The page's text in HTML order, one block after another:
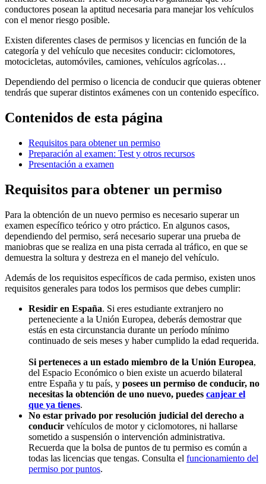
conductores posean la aptitud necesaria para manejar los vehículos
con el menor riesgo posible.
Existen diferentes clases de permisos y licencias en función de la
categoría y del vehículo que necesites conducir: ciclomotores,
motocicletas, automóviles, camiones, vehículos agrícolas…
Dependiendo del permiso o licencia de conducir que quieras obtener
tendrás que superar distintos exámenes con un contenido específico.
Contenidos de esta página
Requisitos para obtener un permiso
Preparación al examen: Test y otros recursos
Presentación a examen
Requisitos para obtener un permiso
Para la obtención de un nuevo permiso es necesario superar un
examen específico teórico y otro práctico. En algunos casos,
dependiendo del permiso, será necesario superar una prueba de
maniobras que se realiza en una pista cerrada al tráfico, en que se
demuestra la soltura y destreza en el manejo del vehículo.
Además de los requisitos específicos de cada permiso, existen unos
requisitos generales para todos los permisos que debes cumplir:
Residir en España. Si eres estudiante extranjero no
perteneciente a la Unión Europea, deberás demostrar que
estás en esta circunstancia durante un período mínimo
continuado de seis meses y haber cumplido la edad requerida.
Si perteneces a un estado miembro de la Unión Europea,
del Espacio Económico o bien existe un acuerdo bilateral
entre España y tu país, y posees un permiso de conducir, no
necesitas la obtención de uno nuevo, puedes canjear el
que ya tienes.
No estar privado por resolución judicial del derecho a
conducir vehículos de motor y ciclomotores, ni hallarse
sometido a suspensión o intervención administrativa.
Recuerda que la bolsa de puntos de tu permiso es común a
todas las licencias que tengas. Consulta el funcionamiento del
permiso por puntos.